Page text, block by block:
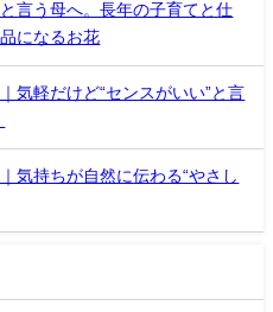
言う母へ。長年の子育てと仕
になるお花
気軽だけど“センスがいい”と言
気持ちが自然に伝わる“やさし